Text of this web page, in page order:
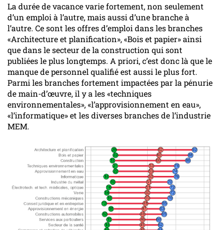
La durée de vacance varie fortement, non seulement
d’un emploi à l’autre, mais aussi d’une branche à
l’autre. Ce sont les offres d’emploi dans les branches
«Architecture et planification», «Bois et papier» ainsi
que dans le secteur de la construction qui sont
publiées le plus longtemps. A priori, c’est donc là que le
manque de personnel qualifié est aussi le plus fort.
Parmi les branches fortement impactées par la pénurie
de main-d’œuvre, il y a les «techniques
environnementales», «l’approvisionnement en eau»,
«l’informatique» et les diverses branches de l’industrie
MEM.